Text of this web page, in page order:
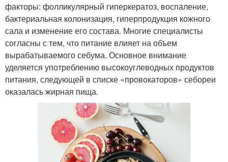
факторы: фолликулярный гиперкератоз, воспаление,
бактериальная колонизация, гиперпродукция кожного
сала и изменение его состава. Многие специалисты
согласны с тем, что питание влияет на объем
вырабатываемого себума. Основное внимание
уделяется употреблению высокоуглеводных продуктов
питания, следующей в списке «провокаторов» себореи
оказалась жирная пища.